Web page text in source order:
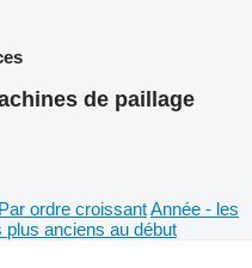
de paillage
Par ordre croissantAnnée - les
plus anciens au début